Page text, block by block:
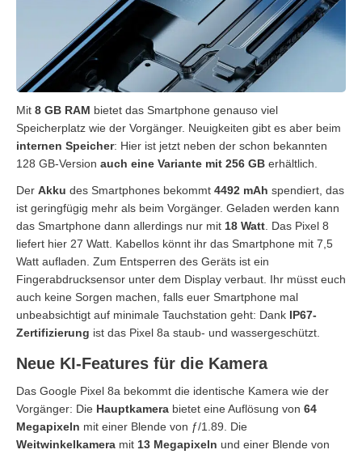
Mit 8 GB RAM bietet das Smartphone genauso viel
Speicherplatz wie der Vorgänger. Neuigkeiten gibt es aber beim
internen Speicher: Hier ist jetzt neben der schon bekannten
128 GB-Version auch eine Variante mit 256 GB erhältlich.
Der Akku des Smartphones bekommt 4492 mAh spendiert, das
ist geringfügig mehr als beim Vorgänger. Geladen werden kann
das Smartphone dann allerdings nur mit 18 Watt . Das Pixel 8
liefert hier 27 Watt. Kabellos könnt ihr das Smartphone mit 7,5
Watt aufladen. Zum Entsperren des Geräts ist ein
Fingerabdrucksensor unter dem Display verbaut. Ihr müsst euch
auch keine Sorgen machen, falls euer Smartphone mal
unbeabsichtigt auf minimale Tauchstation geht: Dank IP67-
Zertifizierung ist das Pixel 8a staub- und wassergeschützt.
Neue KI-Features für die Kamera
Das Google Pixel 8a bekommt die identische Kamera wie der
Vorgänger: Die Hauptkamera bietet eine Auflösung von 64
Megapixeln mit einer Blende von ƒ/1.89. Die
Weitwinkelkamera mit 13 Megapixeln und einer Blende von